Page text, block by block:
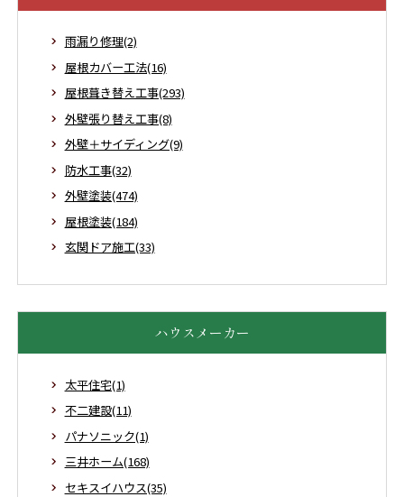
雨漏り修理(2)
屋根カバー工法(16)
屋根葺き替え工事(293)
外壁張り替え工事(8)
外壁＋サイディング(9)
防水工事(32)
外壁塗装(474)
屋根塗装(184)
玄関ドア施工(33)
ハウスメーカー
太平住宅(1)
不二建設(11)
パナソニック(1)
三井ホーム(168)
セキスイハウス(35)